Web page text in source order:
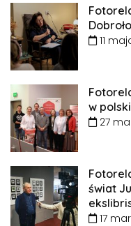
11
w
27
świat
17